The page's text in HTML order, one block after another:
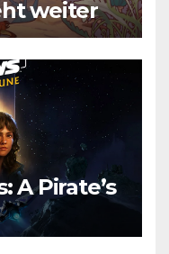
weiter
A Pirate’s